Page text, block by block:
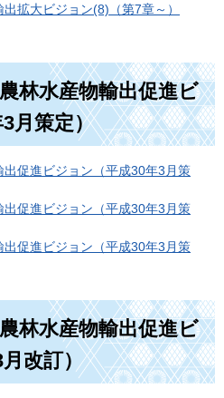
出拡大ビジョン(8)（第7章～）
林水産物輸出促進ビ
月策定）
出促進ビジョン（平成30年3月策
出促進ビジョン（平成30年3月策
出促進ビジョン（平成30年3月策
林水産物輸出促進ビ
改訂）